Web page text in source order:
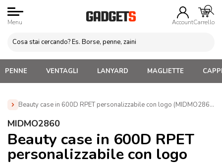
Menu AccountCarrello
PENNE VENTAGLI LANYARD MAGLIETTE
Beauty case in 600D RPET personalizzabile con logo (MIDMO2860)
Home » Beauty Case e Porta Trucco Personalizzati
personalizzabile con logo (MIDMO2860)
MIDMO2860
Beauty case in 600D RPET
personalizzabile con logo